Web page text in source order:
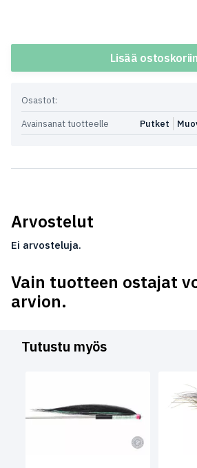
Lisää ostoskoriin
Osastot:
Avainsanat tuotteelle
Putket
Arvostelut
Ei arvosteluja.
Vain tuotteen ostajat
arvion.
Tutustu myös